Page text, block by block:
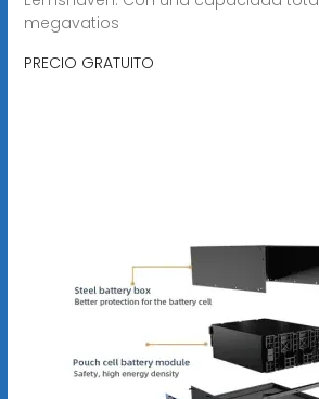
megavatios
PRECIO GRATUITO